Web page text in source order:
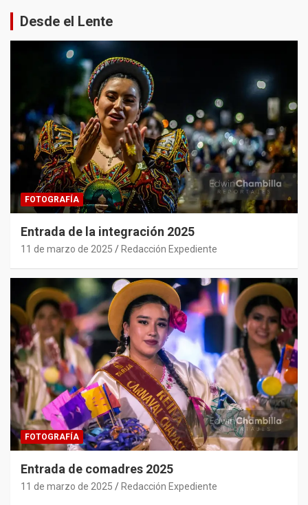
Desde el Lente
FOTOGRAFÍA
Entrada de la integración 2025
11 de marzo de 2025 Redacción Expediente
FOTOGRAFÍA
Entrada de comadres 2025
11 de marzo de 2025 Redacción Expediente